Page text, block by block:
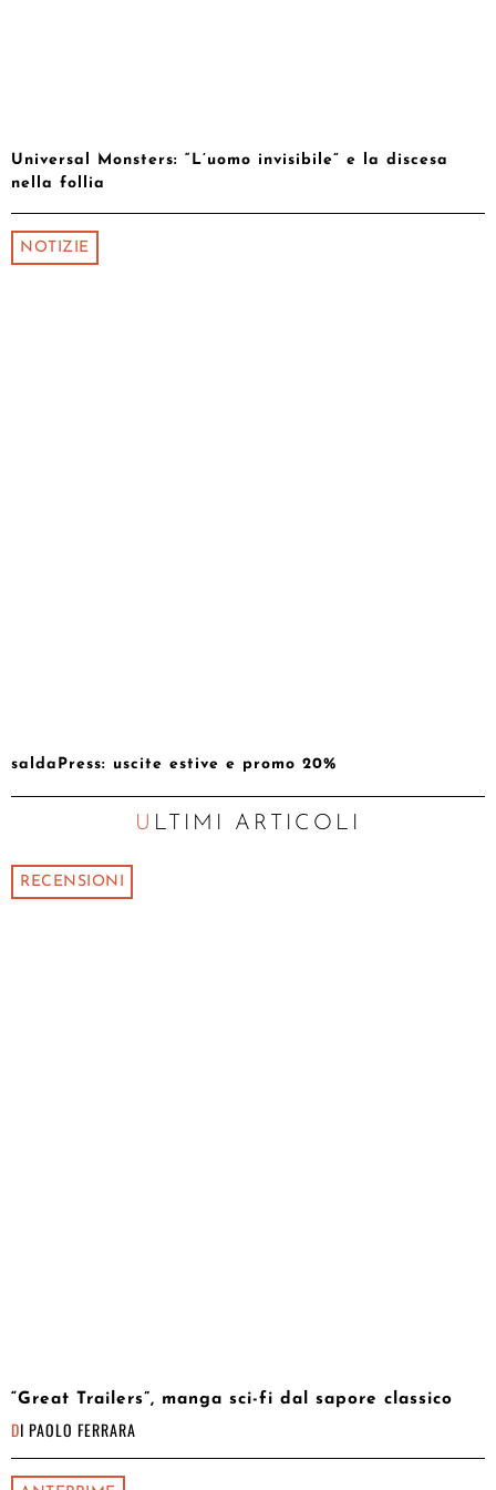
Universal Monsters: “L’uomo invisibile” e la discesa
nella follia
NOTIZIE
saldaPress: uscite estive e promo 20%
ULTIMI ARTICOLI
RECENSIONI
“Great Trailers”, manga sci-fi dal sapore classico
DI PAOLO FERRARA